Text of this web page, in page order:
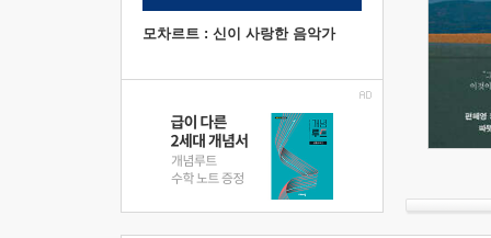
모차르트 : 신이 사랑한 음악가